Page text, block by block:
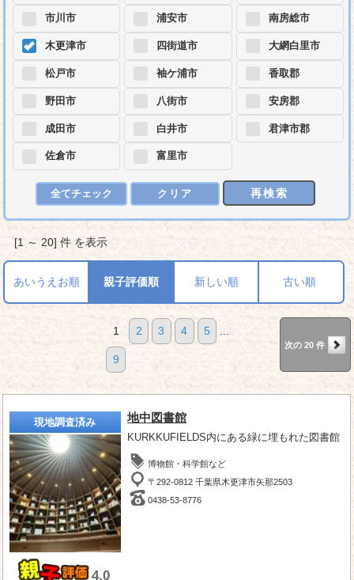
市川市
木更津市
松戸市
野田市
成田市
佐倉市
浦安市
四街道市
袖ケ浦市
八街市
白井市
富里市
南房総市
大網白里市
香取郡
安房郡
君津市郡
全てチェック クリア 再検索
[1 ～ 20] 件 を表示
あいうえお順 親子評価順 新しい順 古い順
1 2 3 4 5
9
次の 20 件
現地調査済み
4.0
地中図書館
KURKKUFIELDS内にある緑に埋もれた図書館
博物館・科学館など
〒292-0812 千葉県木更津市矢那2503
0438-53-8776